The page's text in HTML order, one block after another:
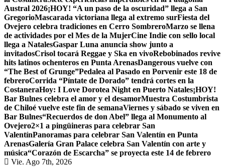
Austral 2026¡HOY! “A un paso de la oscuridad” llega a San
GregorioMascarada victoriana llega al extremo surFiesta del
Ovejero celebra tradiciones en Cerro SombreroMarzo se llena
de actividades por el Mes de la MujerCine Indie con sello local
llega a NatalesGaspar Luna anuncia show junto a
invitadosCrisol tocará Reggae y Ska en vivoRebobinados revive
hits latinos ochenteros en Punta ArenasDangerous vuelve con
“The Best of Grunge”Pedalea al Pasado en Porvenir este 18 de
febreroCorrida “Píntate de Dorado” tendrá cortes en la
CostaneraHoy: I Love Dorotea Night en Puerto Natales¡HOY!
Bar Bulnes celebra el amor y el desamorMuestra Costumbrista
de Chiloé vuelve este fin de semanaViernes y sábado se viven en
Bar Bulnes“Recuerdos de don Abel” llega al Monumento al
Ovejero2×1 a pingüineras para celebrar San
ValentínPanoramas para celebrar San Valentín en Punta
ArenasGalería Gran Palace celebra San Valentín con arte y
música“Corazón de Escarcha” se proyecta este 14 de febrero
Vie. Ago 7th, 2026